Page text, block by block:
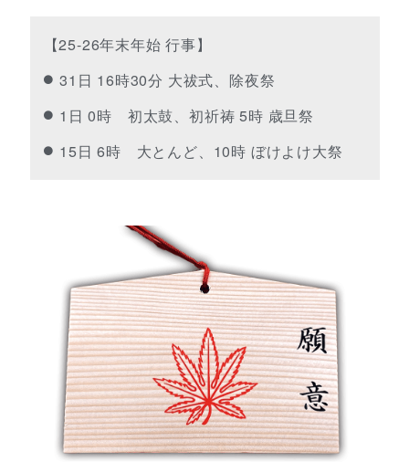
【25-26年末年始 行事】
31日 16時30分 大祓式、除夜祭
1日 0時 初太鼓、初祈祷 5時 歳旦祭
15日 6時 大とんど、10時 ぼけよけ大祭